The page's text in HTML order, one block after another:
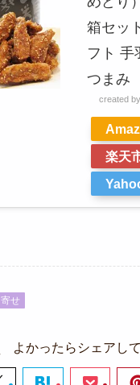
箱セッ
フト 手
つまみ
created
楽天
せ
よかったらシェアして